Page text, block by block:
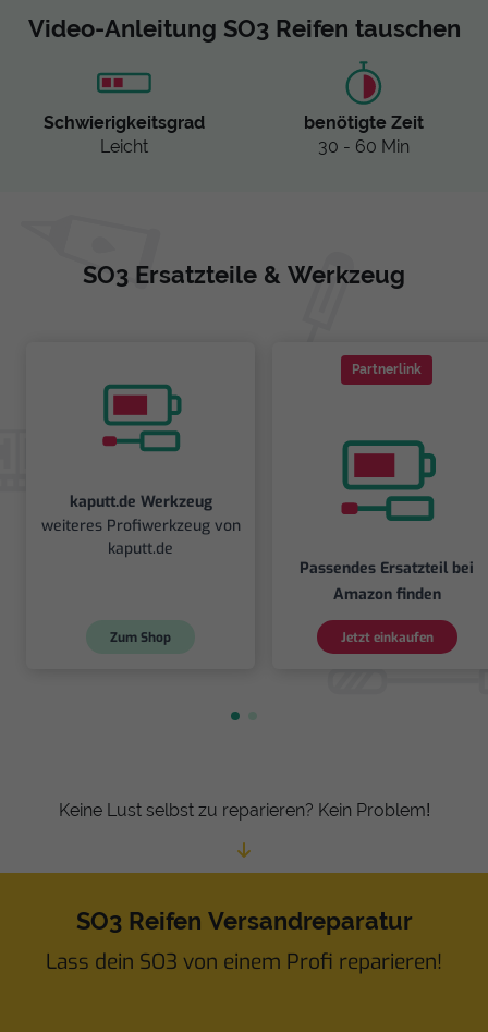
Video-Anleitung SO3 Reifen tauschen
Schwierigkeitsgrad
Leicht
benötigte Zeit
30 - 60 Min
SO3 Ersatzteile & Werkzeug
kaputt.de Werkzeug
weiteres Profiwerkzeug von
kaputt.de
Zum Shop
Partnerlink
Passendes Ersatzteil bei
Amazon finden
Jetzt einkaufen
Keine Lust selbst zu reparieren? Kein Problem!
SO3 Reifen Versandreparatur
Lass dein SO3 von einem Profi reparieren!